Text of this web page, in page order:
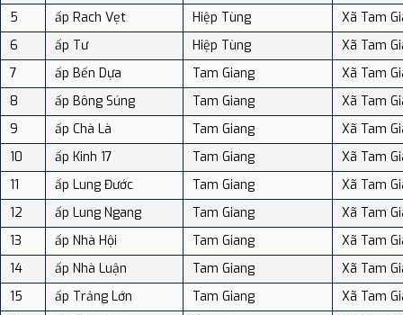
5
ấp Rach Vẹt Hiệp Tùng
Xã Tam
6
ấp Tư Hiệp Tùng
Xã Tam
7
ấp Bến Dựa Tam Giang
Xã Tam
8
ấp Bông Súng Tam Giang
Xã Tam
9
ấp Chà Là Tam Giang
Xã Tam
10
ấp Kinh 17 Tam Giang
Xã Tam
11
ấp Lung Đước Tam Giang
Xã Tam
12
ấp Lung Ngang Tam Giang
Xã Tam
13
ấp Nhà Hội Tam Giang
Xã Tam
14
ấp Nhà Luận Tam Giang
Xã Tam
15
ấp Trảng Lớn Tam Giang
Xã Tam